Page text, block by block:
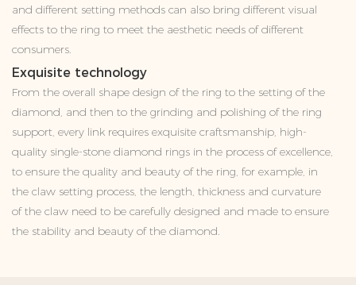
and different setting methods can also bring different visual
effects to the ring to meet the aesthetic needs of different
consumers.
Exquisite technology
From the overall shape design of the ring to the setting of the
diamond, and then to the grinding and polishing of the ring
support, every link requires exquisite craftsmanship, high-
quality single-stone diamond rings in the process of excellence,
to ensure the quality and beauty of the ring, for example, in
the claw setting process, the length, thickness and curvature
of the claw need to be carefully designed and made to ensure
the stability and beauty of the diamond.